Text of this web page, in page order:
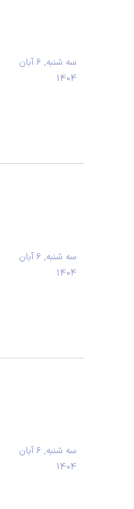
سه شنبه, 6 آبان
1404
سه شنبه, 6 آبان
1404
سه شنبه, 6 آبان
1404